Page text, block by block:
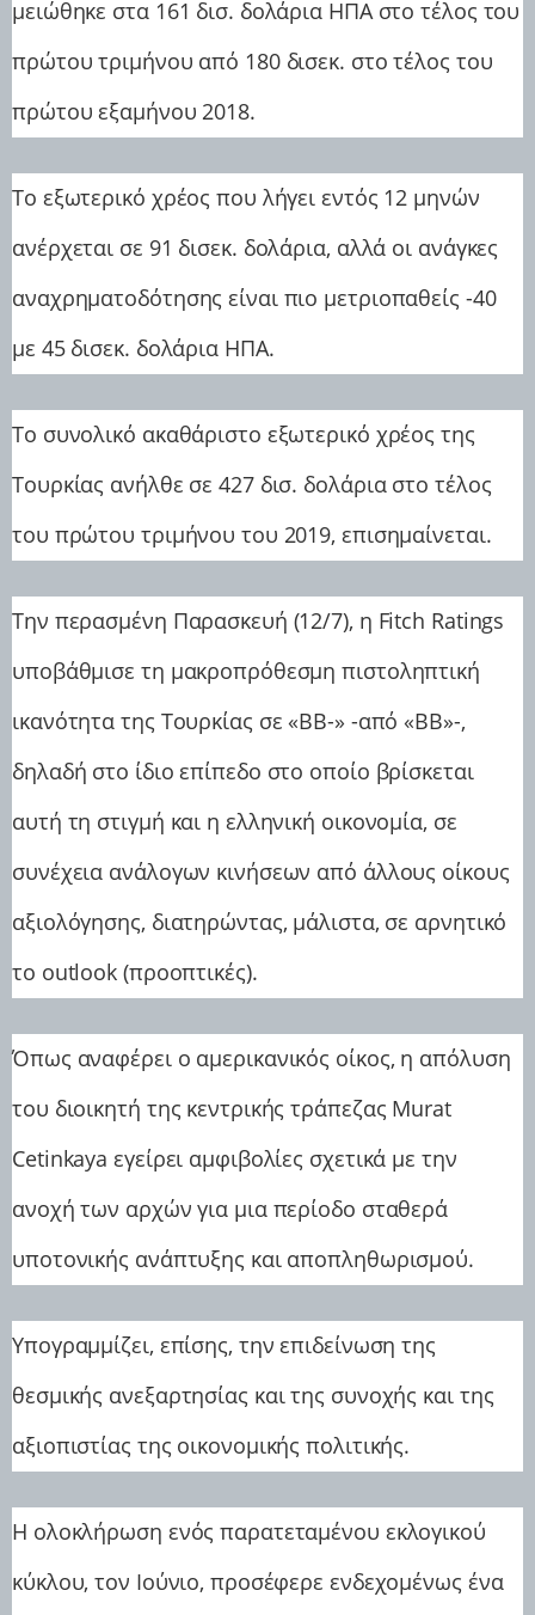
μειώθηκε στα 161 δισ. δολάρια ΗΠΑ στο τέλος του
πρώτου τριμήνου από 180 δισεκ. στο τέλος του
πρώτου εξαμήνου 2018.
Το εξωτερικό χρέος που λήγει εντός 12 μηνών
ανέρχεται σε 91 δισεκ. δολάρια, αλλά οι ανάγκες
αναχρηματοδότησης είναι πιο μετριοπαθείς -40
με 45 δισεκ. δολάρια ΗΠΑ.
Το συνολικό ακαθάριστο εξωτερικό χρέος της
Τουρκίας ανήλθε σε 427 δισ. δολάρια στο τέλος
του πρώτου τριμήνου του 2019, επισημαίνεται.
Την περασμένη Παρασκευή (12/7), η Fitch Ratings
υποβάθμισε τη μακροπρόθεσμη πιστοληπτική
ικανότητα της Τουρκίας σε «ΒΒ-» -από «ΒΒ»-,
δηλαδή στο ίδιο επίπεδο στο οποίο βρίσκεται
αυτή τη στιγμή και η ελληνική οικονομία, σε
συνέχεια ανάλογων κινήσεων από άλλους οίκους
αξιολόγησης, διατηρώντας, μάλιστα, σε αρνητικό
το outlook (προοπτικές).
Όπως αναφέρει ο αμερικανικός οίκος, η απόλυση
του διοικητή της κεντρικής τράπεζας Murat
Cetinkaya εγείρει αμφιβολίες σχετικά με την
ανοχή των αρχών για μια περίοδο σταθερά
υποτονικής ανάπτυξης και αποπληθωρισμού.
Υπογραμμίζει, επίσης, την επιδείνωση της
θεσμικής ανεξαρτησίας και της συνοχής και της
αξιοπιστίας της οικονομικής πολιτικής.
Η ολοκλήρωση ενός παρατεταμένου εκλογικού
κύκλου, τον Ιούνιο, προσέφερε ενδεχομένως ένα